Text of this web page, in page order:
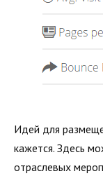
Идей для
кажется. Здесь
отраслевых